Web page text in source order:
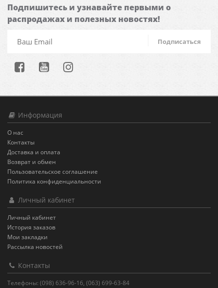
Подпишитесь и узнавайте первыми о
распродажах и полезных новостях!
Подписаться
Информация
О нас
Контакты
Доставка и оплата
Возврат и обмен
Пользовательское соглашение
Политика конфиденциальности
Личный кабинет
Личный кабинет
История заказов
Мои закладки
Рассылка новостей
Контакты
Телефоны: (098) 636-96-16, (063) 699-63-84